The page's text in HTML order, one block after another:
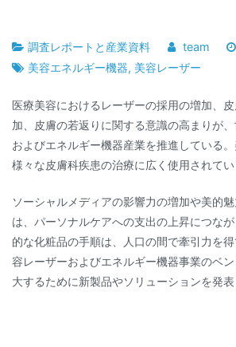
調査レポートと産業資料 team
美容エネルギー機器, 美容レーザー
医療美容におけるレーザーの採用の増加、
加、皮膚の若返りに関する意識の高まりが
およびエネルギー機器産業を推進している。
様々な皮膚科疾患の治療に広く使用されてい
ソーシャルメディアの影響力の増加や美的
は、パーソナルケアへの支出の上昇につな
的な化粧品の手順は、人口の間で牽引力を
容レーザーおよびエネルギー機器事業のベ
大するために新製品やソリューションを発表